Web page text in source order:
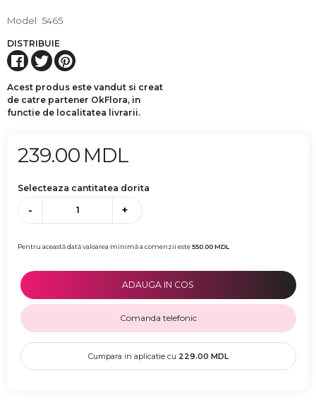
Model 5465
DISTRIBUIE
Acest produs este vandut si creat
de catre partener OkFlora, in
functie de localitatea livrarii.
239.00 MDL
Selecteaza cantitatea dorita
- +
Pentru această dată valoarea minimă a comenzii este550.00MDL
ADAUGA IN COS
Comanda telefonic
Cumpara in aplicatie cu 229.00 MDL